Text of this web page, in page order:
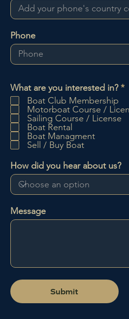
Message
Submit
Phone
What are you interested in?*O
i
o
Boat Club Membership
Motorboat Course /
Sailing Course / License
Boat Rental
Boat Managment
Sell / Buy Boat
How did you hear about us?